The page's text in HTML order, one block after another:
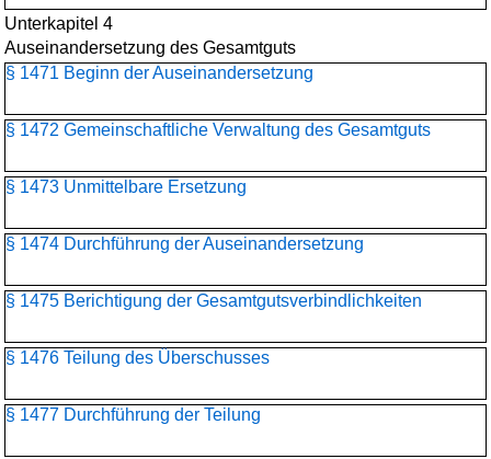
Unterkapitel 4
Auseinandersetzung des Gesamtguts
§ 1471 Beginn der Auseinandersetzung
§ 1472 Gemeinschaftliche Verwaltung des Gesamtguts
§ 1473 Unmittelbare Ersetzung
§ 1474 Durchführung der Auseinandersetzung
§ 1475 Berichtigung der Gesamtgutsverbindlichkeiten
§ 1476 Teilung des Überschusses
§ 1477 Durchführung der Teilung